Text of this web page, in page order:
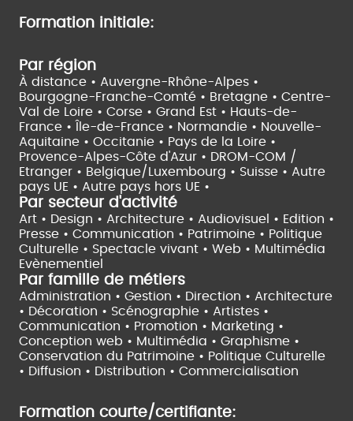
Formation initiale:
Par région
À distance • Auvergne-Rhône-Alpes •
Bourgogne-Franche-Comté • Bretagne • Centre-
Val de Loire • Corse • Grand Est • Hauts-de-
France •
Île-de-France • Normandie • Nouvelle-
Aquitaine • Occitanie • Pays de la Loire •
Provence-Alpes-Côte d'Azur • DROM-COM /
Etranger • Belgique/Luxembourg • Suisse • Autre
pays UE • Autre pays hors UE •
Par secteur d'activité
Art • Design • Architecture • Audiovisuel • Edition •
Presse • Communication • Patrimoine • Politique
Culturelle • Spectacle vivant • Web • Multimédia
Evènementiel
Par famille de métiers
Administration • Gestion • Direction • Architecture
• Décoration • Scénographie • Artistes •
Communication • Promotion • Marketing •
Conception web • Multimédia • Graphisme •
Conservation du Patrimoine • Politique Culturelle
• Diffusion • Distribution • Commercialisation
Formation courte/certifiante: